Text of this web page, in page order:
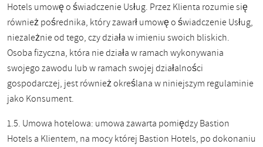
Hotels umowę o świadczenie Usług. Przez Klienta rozumie się
również pośrednika, który zawarł umowę o świadczenie Usług,
niezależnie od tego, czy działa w imieniu swoich bliskich.
Osoba fizyczna, która nie działa w ramach wykonywania
swojego zawodu lub w ramach swojej działalności
gospodarczej, jest również określana w niniejszym regulaminie
jako Konsument.
1.5. Umowa hotelowa: umowa zawarta pomiędzy Bastion
Hotels a Klientem, na mocy której Bastion Hotels, po dokonaniu